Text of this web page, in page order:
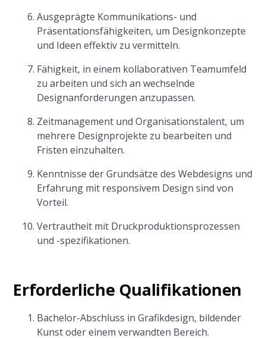
Ausgeprägte Kommunikations- und
Präsentationsfähigkeiten, um Designkonzepte
und Ideen effektiv zu vermitteln.
Fähigkeit, in einem kollaborativen Teamumfeld
zu arbeiten und sich an wechselnde
Designanforderungen anzupassen.
Zeitmanagement und Organisationstalent, um
mehrere Designprojekte zu bearbeiten und
Fristen einzuhalten.
Kenntnisse der Grundsätze des Webdesigns und
Erfahrung mit responsivem Design sind von
Vorteil.
Vertrautheit mit Druckproduktionsprozessen
und -spezifikationen.
Erforderliche Qualifikationen
Bachelor-Abschluss in Grafikdesign, bildender
Kunst oder einem verwandten Bereich.